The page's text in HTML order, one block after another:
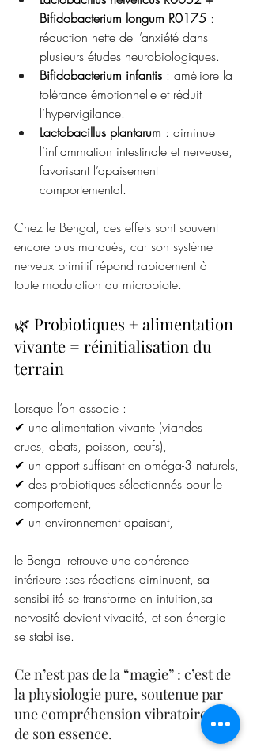
Bifidobacterium longum R0175 :
réduction nette de l’anxiété dans
plusieurs études neurobiologiques.
Bifidobacterium infantis : améliore la
tolérance émotionnelle et réduit
l’hypervigilance.
Lactobacillus plantarum : diminue
l’inflammation intestinale et nerveuse,
favorisant l’apaisement
comportemental.
Chez le Bengal, ces effets sont souvent
encore plus marqués, car son système
nerveux primitif répond rapidement à
toute modulation du microbiote.
🌿 Probiotiques + alimentation
vivante = réinitialisation du
terrain
Lorsque l’on associe :
✔ une alimentation vivante (viandes
crues, abats, poisson, œufs),
✔ un apport suffisant en oméga-3 naturels,
✔ des probiotiques sélectionnés pour le
comportement,
✔ un environnement apaisant,
le Bengal retrouve une cohérence
intérieure :ses réactions diminuent, sa
sensibilité se transforme en intuition,sa
nervosité devient vivacité, et son énergie
se stabilise.
Ce n’est pas de la “magie” : c’est de
la physiologie pure, soutenue par
une compréhension vibratoire fine
de son essence.